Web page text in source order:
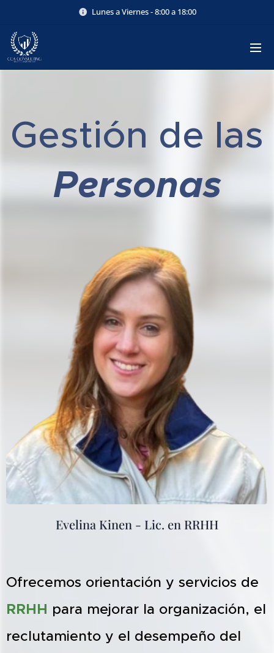
Lunes a Viernes - 8:00 a 18:00
Gestión de las
Personas
Evelina Kinen - Lic. en RRHH
Ofrecemos orientación y servicios de
RRHH para mejorar la organización, el
reclutamiento y el desempeño del